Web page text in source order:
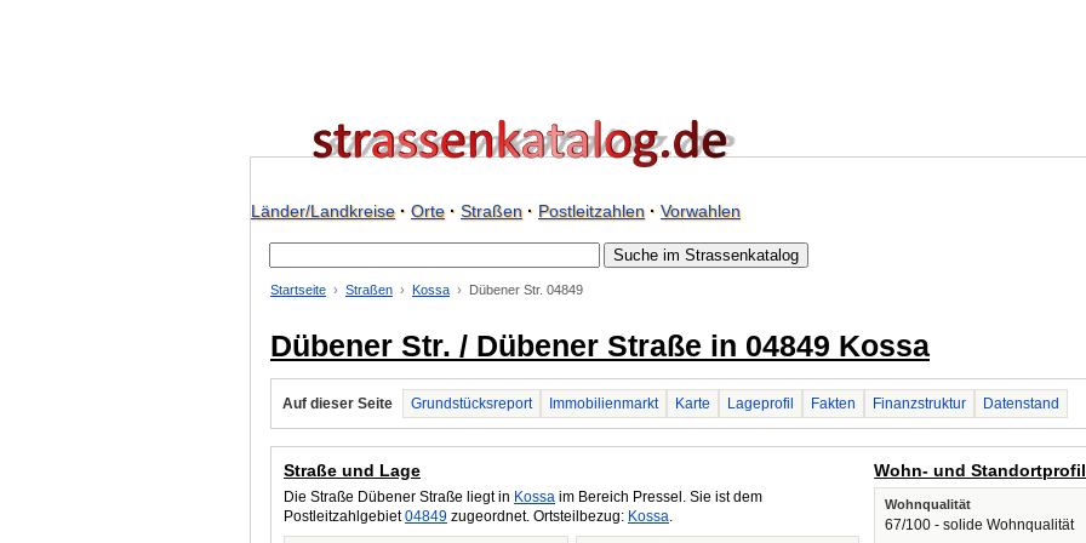
Länder/Landkreise· Orte· Straßen· Postleitzahlen· Vorwahlen
Startseite Straßen Kossa Dübener Str. 04849
Dübener Str. / Dübener Straße in 04849 Kossa
Auf dieser Seite Grundstücksreport Immobilienmarkt Karte Lageprofil Fakten Finanzstruktur Datenstand
Straße und Lage
Die Straße Dübener Straße liegt in Kossa im Bereich Pressel. Sie ist dem
Postleitzahlgebiet04849 zugeordnet. Ortsteilbezug: Kossa.
Wohn- und Standortprofil
Wohnqualität
67/100 - solide Wohnqualität